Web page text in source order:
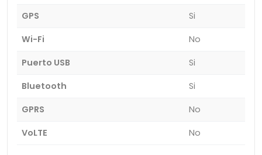
GPS
Si
Wi-Fi
No
Puerto USB
Si
Bluetooth
Si
GPRS
No
VoLTE
No